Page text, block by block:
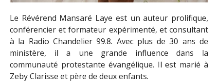
Le Révérend Mansaré Laye est un auteur prolifique,
conférencier et formateur expérimenté, et consultant
à la Radio Chandelier 99.8. Avec plus de 30 ans de
ministère, il a une grande influence dans la
communauté protestante évangélique. Il est marié à
Zeby Clarisse et père de deux enfants.